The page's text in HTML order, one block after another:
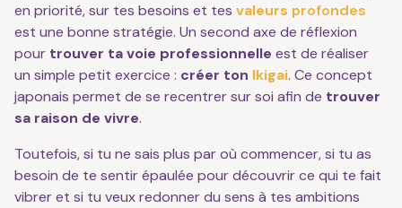
en priorité, sur tes besoins et tes valeurs profondes
est une bonne stratégie. Un second axe de réflexion
pour trouver ta voie professionnelle est de réaliser
un simple petit exercice : créer ton Ikigai. Ce concept
japonais permet de se recentrer sur soi afin de trouver
sa raison de vivre.
Toutefois, si tu ne sais plus par où commencer, si tu as
besoin de te sentir épaulée pour découvrir ce qui te fait
vibrer et si tu veux redonner du sens à tes ambitions